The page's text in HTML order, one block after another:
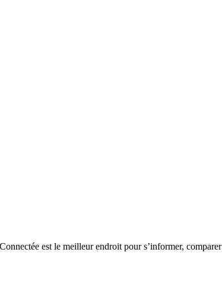
est le meilleur endroit pour s’informer,